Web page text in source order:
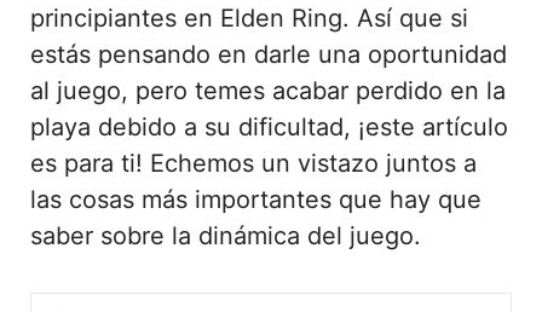
principiantes en Elden Ring. Así que si
estás pensando en darle una oportunidad
al juego, pero temes acabar perdido en la
playa debido a su dificultad, ¡este artículo
es para ti! Echemos un vistazo juntos a
las cosas más importantes que hay que
saber sobre la dinámica del juego.